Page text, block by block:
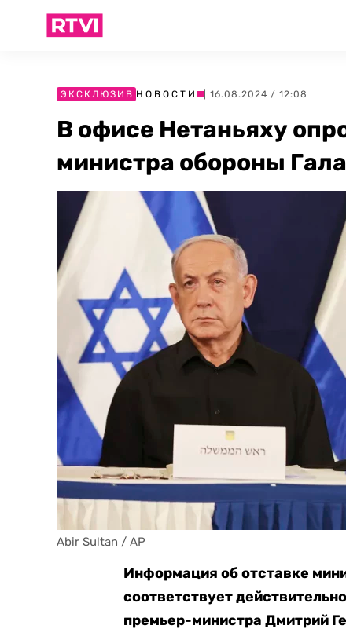
ЭКСКЛЮЗИВ НОВОСТИ | 16.08.2024 / 12:08
В офисе Нетаньяху
министра обороны
Abir Sultan / AP
Информация об отставке
соответствует
премьер-министра Дмитрий